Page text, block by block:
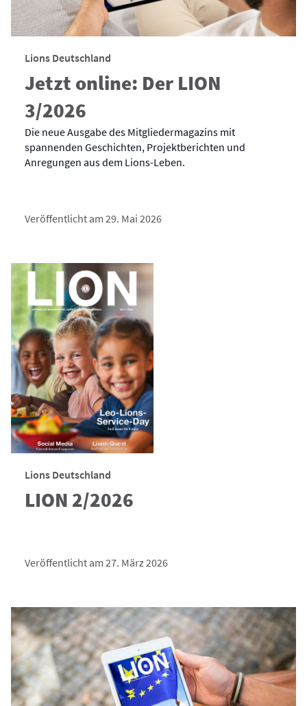
Lions Deutschland
Jetzt online: Der LION
3/2026
Die neue Ausgabe des Mitgliedermagazins mit
spannenden Geschichten, Projektberichten und
Anregungen aus dem Lions-Leben.
Veröffentlicht am 29. Mai 2026
Lions Deutschland
LION 2/2026
Veröffentlicht am 27. März 2026